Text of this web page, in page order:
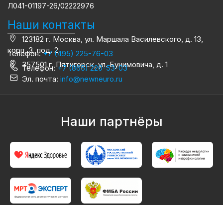
Л041-01197-26/02222976
Наши контакты
123182 г. Москва, ул. Маршала Василевского, д. 13,
корп. 3, под. 2
Телефон:+7 (495) 225-76-03
357501 г. Пятигорск, ул. Бунимовича, д. 1
Телефон:+7 (865) 220-53-03
Эл. почта: info@newneuro.ru
Наши партнёры